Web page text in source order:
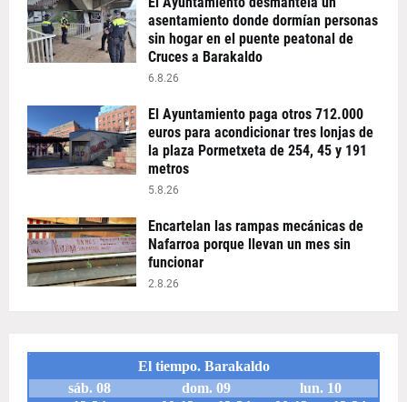
asentamiento donde dormían personas
sin hogar en el puente peatonal de
Cruces a Barakaldo
6.8.26
El Ayuntamiento paga otros 712.000
euros para acondicionar tres lonjas de
la plaza Pormetxeta de 254, 45 y 191
metros
5.8.26
Encartelan las rampas mecánicas de
Nafarroa porque llevan un mes sin
funcionar
2.8.26